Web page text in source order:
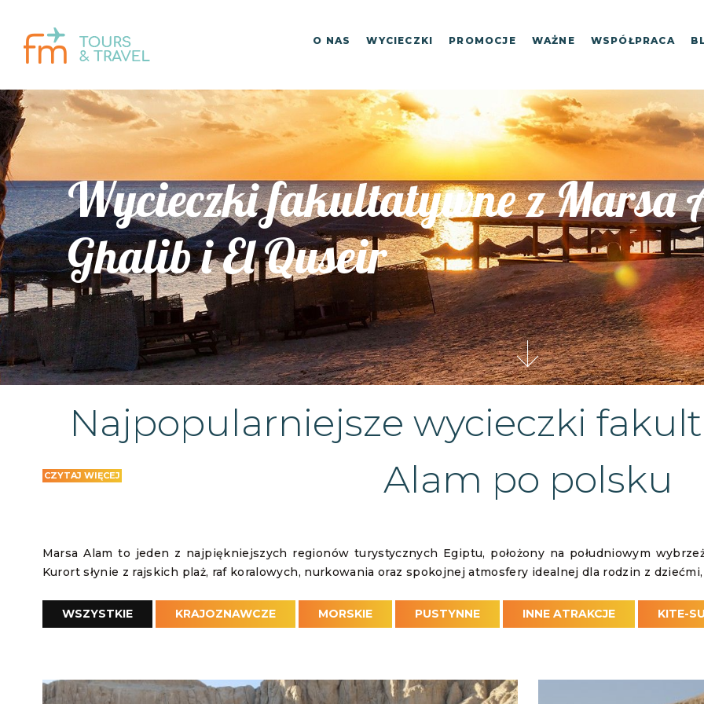
O NAS WYCIECZKI PROMOCJE WAŻNE WSPÓŁPRACA
Wycieczki fakultatywne z Marsa
Ghalib i El Quseir
Najpopularniejsze wycieczki
Alam po polsku
Marsa Alam to jeden z najpiękniejszych regionów turystycznych Egiptu, położony na południowym
Kurort słynie z rajskich plaż, raf koralowych, nurkowania oraz spokojnej atmosfery idealnej dla rodzin z
w Egipcie. Turyści chętnie wybierają wycieczki z Marsa Alam do Luksoru, Kairu, Asuanu czy Abu
najsłynniejsze zabytki faraonów.
CZYTAJ WIĘCEJ
WSZYSTKIE KRAJOZNAWCZE MORSKIE PUSTYNNE INNE ATRAKCJE KITE-